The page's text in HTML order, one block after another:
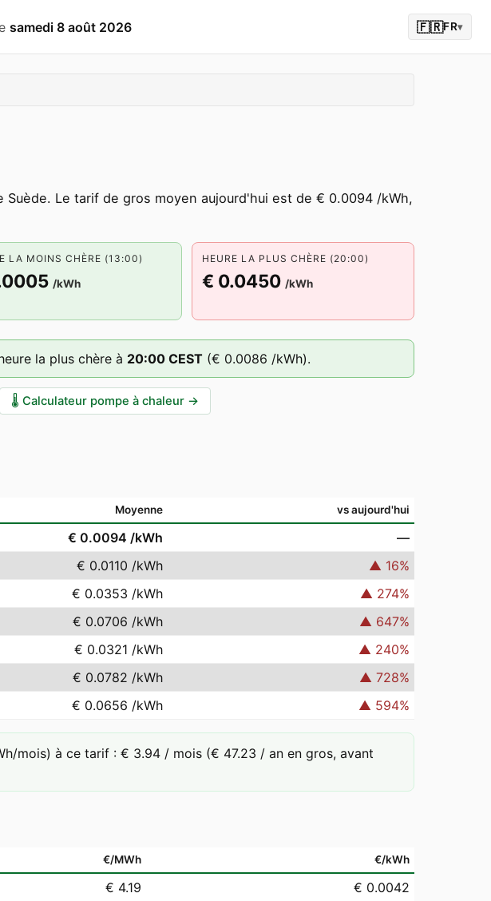
samedi 8 août 2026 🇫🇷FR▾
Suède. Le tarif de gros moyen aujourd'hui est de € 0.0094 /kWh,
LA MOINS CHÈRE (13:00)
/kWh
HEURE LA PLUS CHÈRE (20:00)
€ 0.0450 /kWh
la plus chère à 20:00 CEST (€ 0.0086 /kWh).
🌡️ Calculateur pompe à chaleur →
Moyenne vs aujourd'hui
€ 0.0094 /kWh
—
€ 0.0110 /kWh ▲ 16%
€ 0.0353 /kWh ▲ 274%
€ 0.0706 /kWh ▲ 647%
€ 0.0321 /kWh ▲ 240%
€ 0.0782 /kWh ▲ 728%
€ 0.0656 /kWh ▲ 594%
mois) à ce tarif : € 3.94 / mois (€ 47.23 / an en gros, avant
€/MWh €/kWh
€ 4.19
€ 0.0042